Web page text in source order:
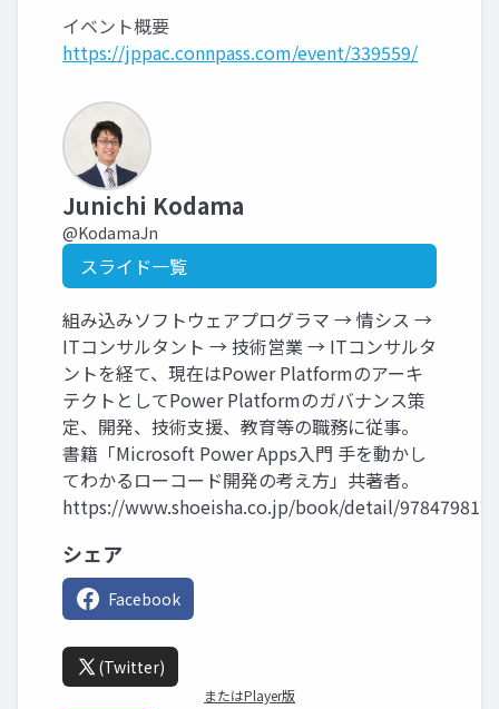
イベント概要
https://jppac.connpass.com/event/339559/
Junichi Kodama
@KodamaJn
スライド一覧
組み込みソフトウェアプログラマ → 情シス →
ITコンサルタント → 技術営業 → ITコンサルタ
ントを経て、現在はPower Platformのアーキ
テクトとしてPower Platformのガバナンス策
定、開発、技術支援、教育等の職務に従事。
書籍「Microsoft Power Apps入門 手を動かし
てわかるローコード開発の考え方」共著者。
https://www.shoeisha.co.jp/book/detail/
シェア
Facebook
(Twitter)
またはPlayer版